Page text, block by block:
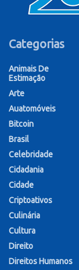
Categorias
Animais De
Estimação
Arte
Auatomóveis
Bitcoin
Brasil
Celebridade
Cidadania
Cidade
Criptoativos
Culinária
Cultura
Direito
Direitos Humanos